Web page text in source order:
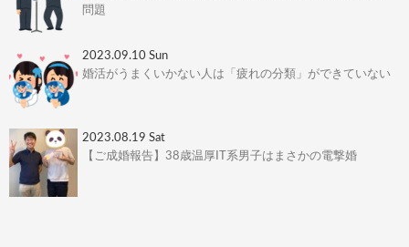
問題
2023.09.10 Sun
婚活がうまくいかない人は「疲れの分類」ができていない
2023.08.19 Sat
【ご成婚報告】38歳温厚IT系男子はまさかの電撃婚